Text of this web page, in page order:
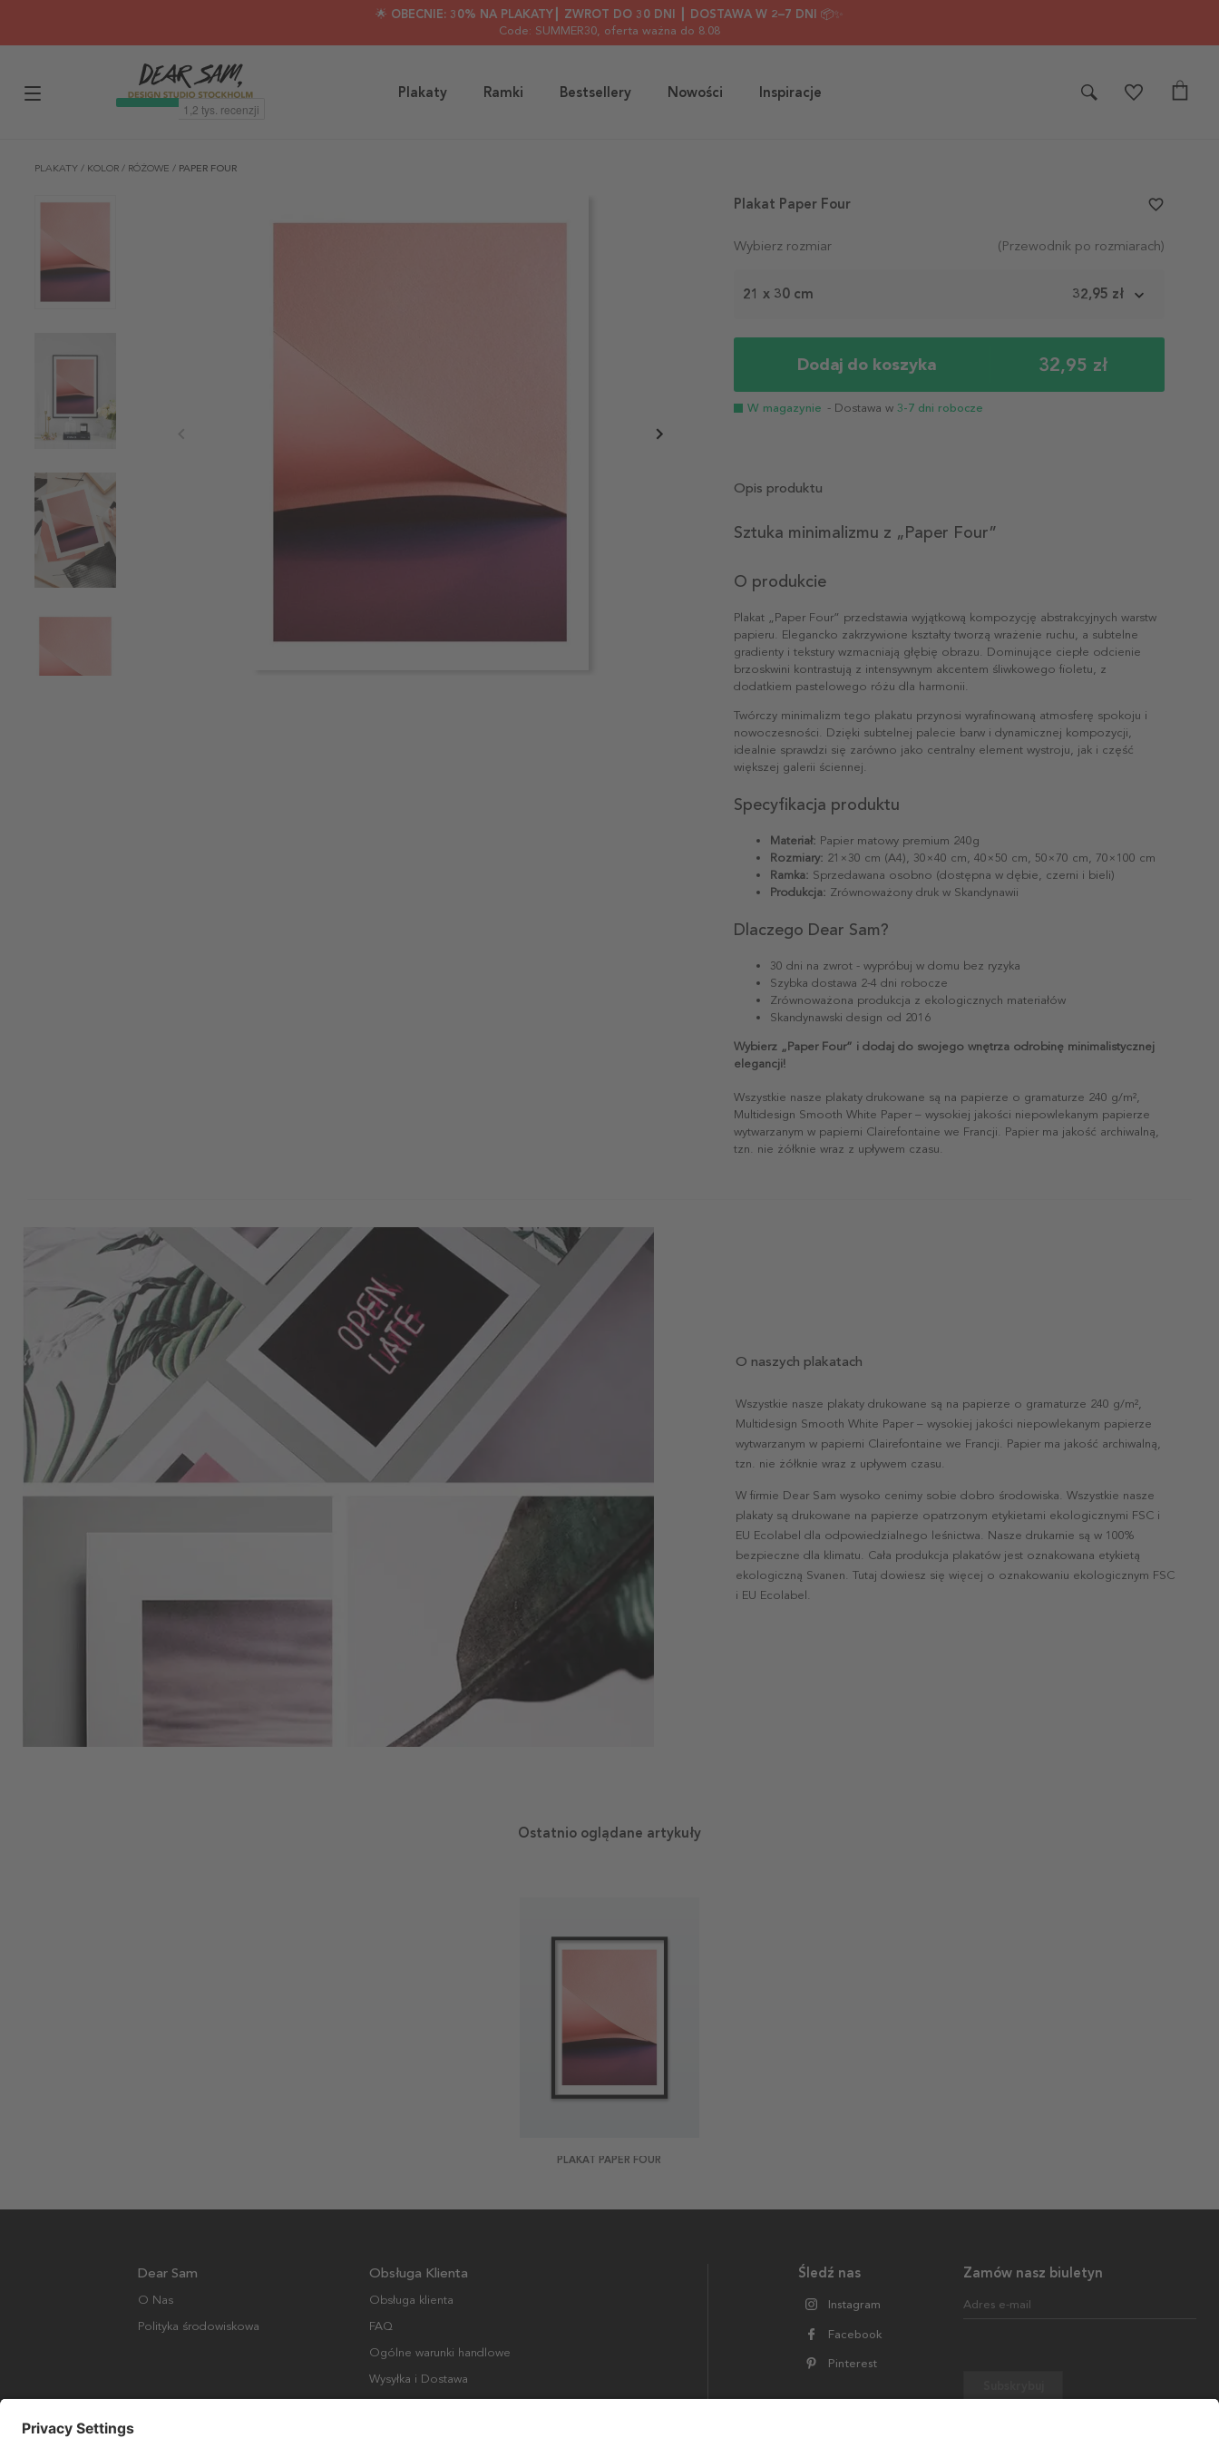
🌟 OBECNIE: 30% NA PLAKATY┃ ZWROT DO 30 DNI ┃ DOSTAWA W 2–7 DNI 📦✨
Code: SUMMER30, oferta ważna do 8.08
Plakaty Ramki Bestsellery Nowości Inspiracje
PLAKATY / KOLOR / RÓŻOWE / PAPER FOUR
Wybierz rozmiar (Przewodnik po rozmiarach)
21 x 30 cm 32,95 zł
Dodaj do koszyka 32,95 zł
W magazynie - Dostawa w 3-7 dni robocze
Plakat Paper Four favorite_border
Opis produktu
Sztuka minimalizmu z „Paper Four”
O produkcie
Plakat „Paper Four” przedstawia wyjątkową kompozycję abstrakcyjnych warstw
papieru. Elegancko zakrzywione kształty tworzą wrażenie ruchu, a subtelne
gradienty i tekstury wzmacniają głębię obrazu. Dominujące ciepłe odcienie
brzoskwini kontrastują z intensywnym akcentem śliwkowego fioletu, z
dodatkiem pastelowego różu dla harmonii.
Twórczy minimalizm tego plakatu przynosi wyrafinowaną atmosferę spokoju i
nowoczesności. Dzięki subtelnej palecie barw i dynamicznej kompozycji,
idealnie sprawdzi się zarówno jako centralny element wystroju, jak i część
większej galerii ściennej.
Specyfikacja produktu
Materiał: Papier matowy premium 240g
Rozmiary: 21×30 cm (A4), 30×40 cm, 40×50 cm, 50×70 cm, 70×100 cm
Ramka: Sprzedawana osobno (dostępna w dębie, czerni i bieli)
Produkcja: Zrównoważony druk w Skandynawii
Dlaczego Dear Sam?
30 dni na zwrot - wypróbuj w domu bez ryzyka
Szybka dostawa 2-4 dni robocze
Zrównoważona produkcja z ekologicznych materiałów
Skandynawski design od 2016
Wybierz „Paper Four” i dodaj do swojego wnętrza odrobinę minimalistycznej
elegancji!
Wszystkie nasze plakaty drukowane są na papierze o gramaturze 240 g/m²,
Multidesign Smooth White Paper – wysokiej jakości niepowlekanym papierze
wytwarzanym w papierni Clairefontaine we Francji. Papier ma jakość archiwalną,
tzn. nie żółknie wraz z upływem czasu.
O naszych plakatach
Wszystkie nasze plakaty drukowane są na papierze o gramaturze 240 g/m²,
Multidesign Smooth White Paper – wysokiej jakości niepowlekanym papierze
wytwarzanym w papierni Clairefontaine we Francji. Papier ma jakość archiwalną,
tzn. nie żółknie wraz z upływem czasu.
W firmie Dear Sam wysoko cenimy sobie dobro środowiska. Wszystkie nasze
plakaty są drukowane na papierze opatrzonym etykietami ekologicznymi FSC i
EU Ecolabel dla odpowiedzialnego leśnictwa. Nasze drukarnie są w 100%
bezpieczne dla klimatu. Cała produkcja plakatów jest oznakowana etykietą
ekologiczną Svanen. Tutaj dowiesz się więcej o oznakowaniu ekologicznym FSC
i EU Ecolabel.
Ostatnio oglądane artykuły
PLAKAT PAPER FOUR
Zamów nasz biuletyn
Adres e-mail
Śledź nas
Instagram
Facebook
Pinterest
Dear Sam
O Nas
Polityka środowiskowa
Obsługa Klienta
Obsługa klienta
FAQ
Ogólne warunki handlowe
Wysyłka i Dostawa